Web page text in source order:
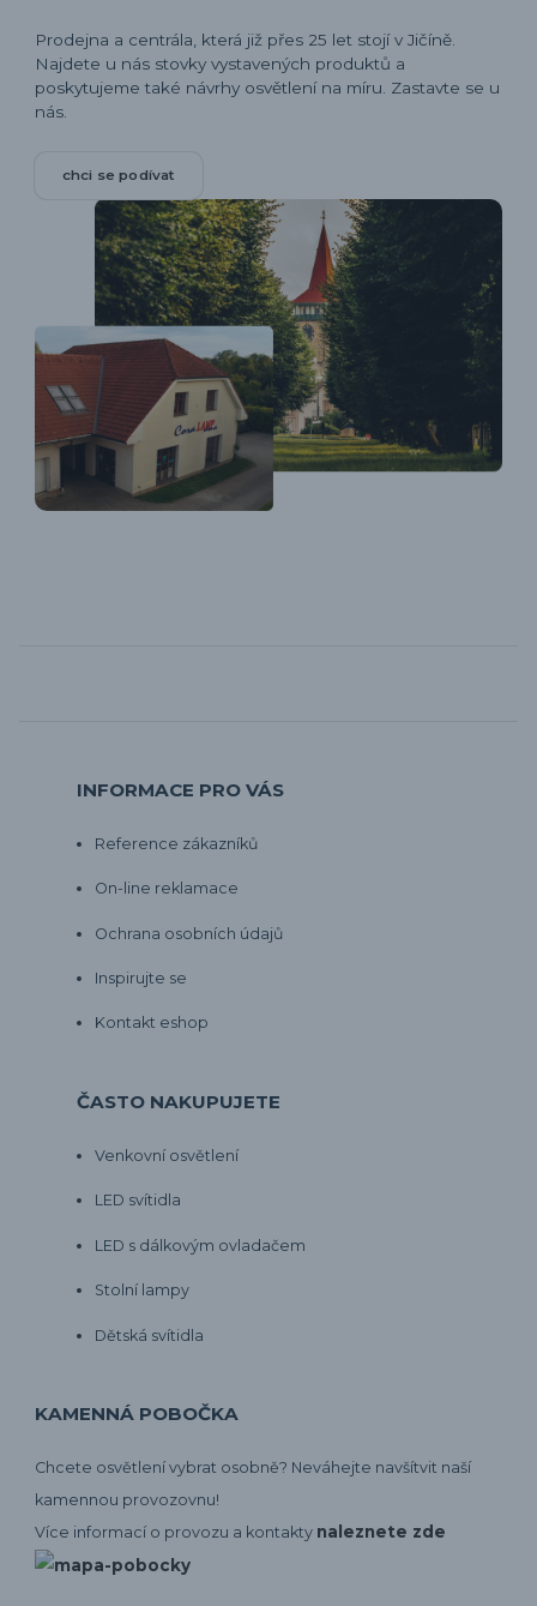
Prodejna a centrála, která již přes 25 let stojí v Jičíně.
Najdete u nás stovky vystavených produktů a
poskytujeme také návrhy osvětlení na míru. Zastavte se u
nás.
chci se podívat
INFORMACE PRO VÁS
Reference zákazníků
On-line reklamace
Ochrana osobních údajů
Inspirujte se
Kontakt eshop
ČASTO NAKUPUJETE
Venkovní osvětlení
LED svítidla
LED s dálkovým ovladačem
Stolní lampy
Dětská svítidla
KAMENNÁ POBOČKA
Chcete osvětlení vybrat osobně? Neváhejte navšítvit naší
kamennou provozovnu!
Více informací o provozu a kontakty naleznete zde